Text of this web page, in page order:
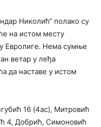
Николић“ полако су
на истом месту
Евролиге. Нема сумње
ветар у леђа
да наставе у истом
16 (4ас), Митровић
4, Добрић, Симоновић